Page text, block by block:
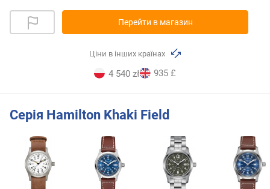
Перейти в магазин
Ціни в інших країнах
4 540 zł 935 £
Серія Hamilton Khaki Field